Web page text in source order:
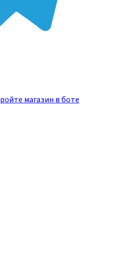
магазин в боте